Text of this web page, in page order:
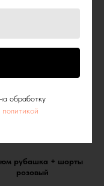
рубашка + шорты
розовый
обработку
политикой